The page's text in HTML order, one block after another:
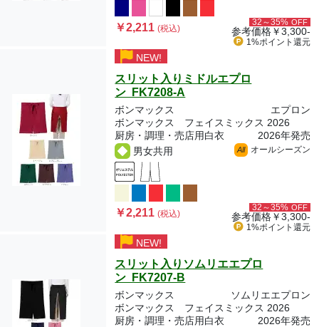
￥2,211(税込)
32～35% OFF
参考価格￥3,300-
1%ポイント 還元
NEW!
スリット入りミドルエプロ
ン FK7208-A
ボンマックス
エプロン
ボンマックス フェイスミックス 2026
厨房・調理・売店用白衣
2026年発売
男女共用
All オールシーズン
￥2,211(税込)
32～35% OFF
参考価格￥3,300-
1%ポイント 還元
NEW!
スリット入りソムリエエプロ
ン FK7207-B
ボンマックス
ソムリエエプロン
ボンマックス フェイスミックス 2026
厨房・調理・売店用白衣
2026年発売